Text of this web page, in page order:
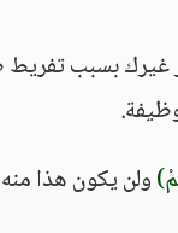
غيرك بسبب
ولن يكون هذا منه